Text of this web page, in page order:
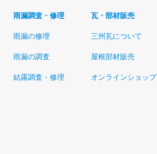
雨漏調査・修理
雨漏の修理
雨漏の調査
結露調査・修理
瓦・部材販売
三州瓦について
屋根部材販売
オンラインショップ